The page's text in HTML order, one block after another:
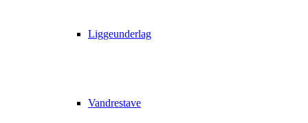
Liggeunderlag
Vandrestave